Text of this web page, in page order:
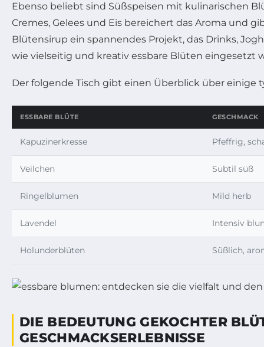
Ebenso beliebt sind Süßspeisen mit kulinarischen
Cremes, Gelees und Eis bereichert das Aroma und
Blütensirup ein spannendes Projekt, das Drinks,
wie vielseitig und kreativ essbare Blüten eingesetzt
Der folgende Tisch gibt einen Überblick über
ESSBARE BLÜTE GESCHMACK
Kapuzinerkresse Pfeffrig,
Veilchen Subtil süß
Ringelblumen Mild herb
Lavendel Intensiv
Holunderblüten Süßlich,
DIE BEDEUTUNG GEKOCHTER
GESCHMACKSERLEBNISSE